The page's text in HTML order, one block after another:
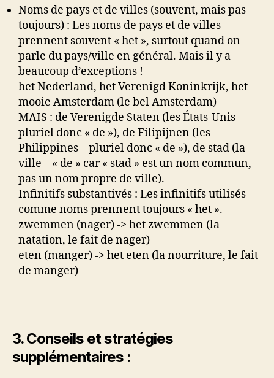
Noms de pays et de villes (souvent, mais pas
toujours) : Les noms de pays et de villes
prennent souvent « het », surtout quand on
parle du pays/ville en général. Mais il y a
beaucoup d’exceptions !
het Nederland, het Verenigd Koninkrijk, het
mooie Amsterdam (le bel Amsterdam)
MAIS : de Verenigde Staten (les États-Unis –
pluriel donc « de »), de Filipijnen (les
Philippines – pluriel donc « de »), de stad (la
ville – « de » car « stad » est un nom commun,
pas un nom propre de ville).
Infinitifs substantivés : Les infinitifs utilisés
comme noms prennent toujours « het ».
zwemmen (nager) -> het zwemmen (la
natation, le fait de nager)
eten (manger) -> het eten (la nourriture, le fait
de manger)
3. Conseils et stratégies
supplémentaires :